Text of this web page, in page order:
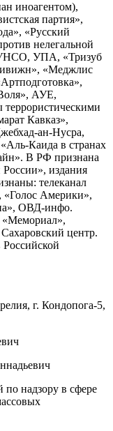
иноагентом),
партия»,
«Русский
нелегальной
УПА, «Тризуб
«Меджлис
АУЕ,
Кавказ»,
ан-Нусра,
Каида в странах
В РФ признана
издания
телеканал
Америки»,
ОВД-инфо.
«Мемориал»,
центр.
г. Кондопога-5,
по надзору в сфере